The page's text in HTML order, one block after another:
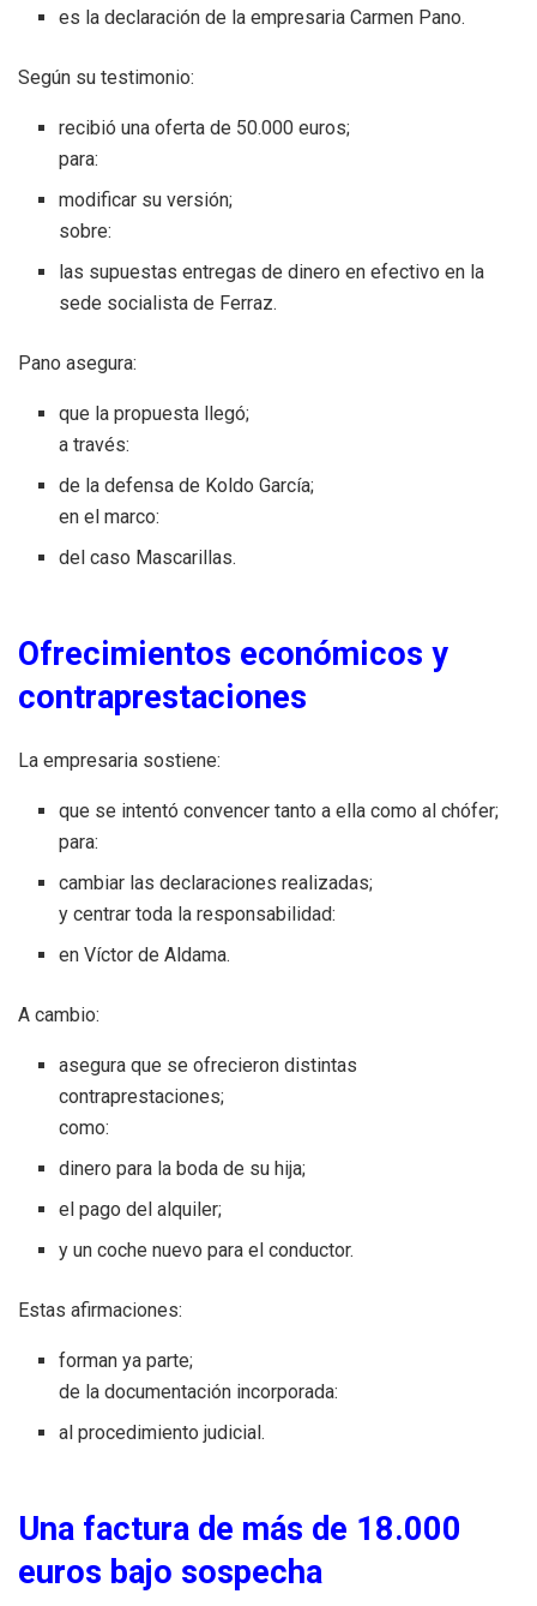
es la declaración de la empresaria Carmen Pano.
Según su testimonio:
recibió una oferta de 50.000 euros;
para:
modificar su versión;
sobre:
las supuestas entregas de dinero en efectivo en la
sede socialista de Ferraz.
Pano asegura:
que la propuesta llegó;
a través:
de la defensa de Koldo García;
en el marco:
del caso Mascarillas.
Ofrecimientos económicos y
contraprestaciones
La empresaria sostiene:
que se intentó convencer tanto a ella como al chófer;
para:
cambiar las declaraciones realizadas;
y centrar toda la responsabilidad:
en Víctor de Aldama.
A cambio:
asegura que se ofrecieron distintas
contraprestaciones;
como:
dinero para la boda de su hija;
el pago del alquiler;
y un coche nuevo para el conductor.
Estas afirmaciones:
forman ya parte;
de la documentación incorporada:
al procedimiento judicial.
Una factura de más de 18.000
euros bajo sospecha